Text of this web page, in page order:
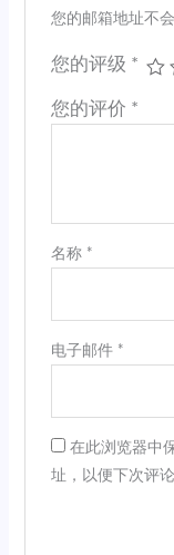
您的邮箱地址不会
您的评级 *
您的评价 *
名称 *
电子邮件 *
在此浏览器中
址，以便下次评论